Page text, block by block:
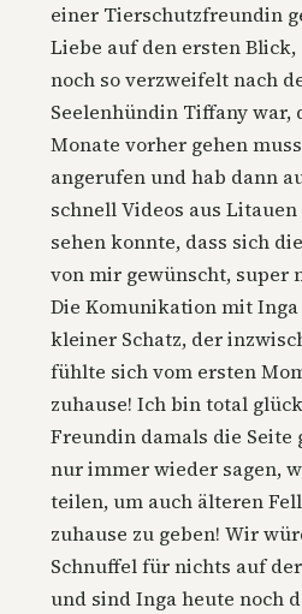
einer Tierschutzfreundin
Liebe auf den ersten
noch so verzweifelt nach
Seelenhündin Tiffany war,
Monate vorher gehen
angerufen und hab dann
schnell Videos aus
sehen konnte, dass sich
von mir gewünscht, super
Die Komunikation mit
kleiner Schatz, der
fühlte sich vom ersten
zuhause! Ich bin total
Freundin damals die
nur immer wieder sagen,
teilen, um auch älteren
zuhause zu geben! Wir
Schnuffel für nichts auf
und sind Inga heute noch